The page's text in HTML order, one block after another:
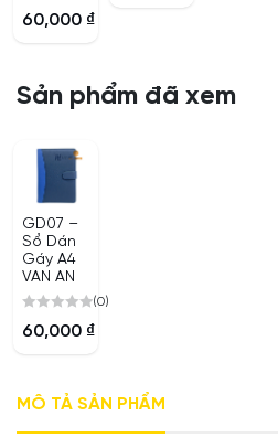
0
60,000 ₫
Sản phẩm đã xem
GD07 –
Sổ Dán
Gáy A4
VAN AN
(0)
60,000 ₫
MÔ TẢ SẢN PHẨM